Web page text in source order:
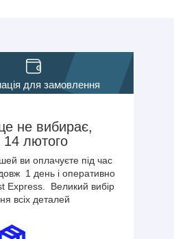
для замовлення
не вибирає,
14 лютого
ви оплачуєте під час
1 день і оперативно
Express. Великий вибір
всіх деталей